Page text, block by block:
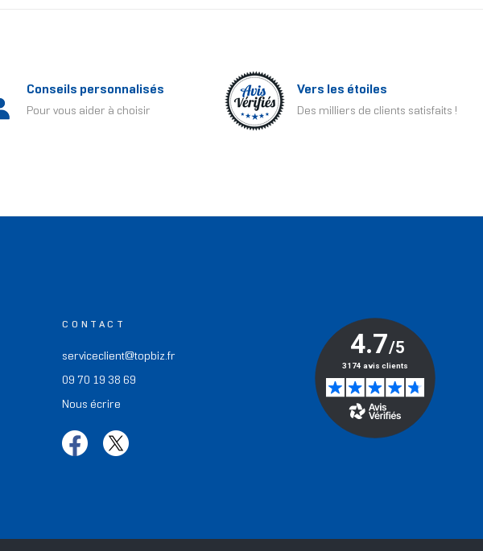
Conseils personnalisés
Pour vous aider à choisir
Vers les étoiles
Des milliers de clients satisfaits !
CONTACT
serviceclient@topbiz.fr
09 70 19 38 69
Nous écrire